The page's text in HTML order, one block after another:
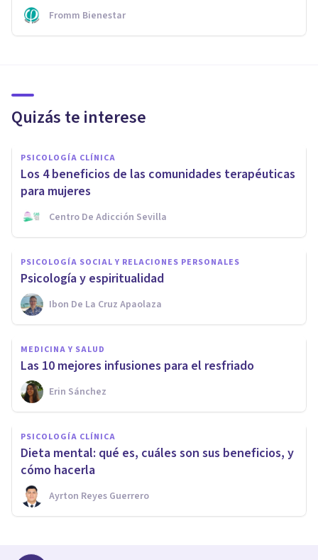
Fromm Bienestar
Quizás te interese
PSICOLOGÍA CLÍNICA
Los 4 beneficios de las comunidades terapéuticas
para mujeres
Centro De Adicción Sevilla
PSICOLOGÍA SOCIAL Y RELACIONES PERSONALES
Psicología y espiritualidad
Ibon De La Cruz Apaolaza
MEDICINA Y SALUD
Las 10 mejores infusiones para el resfriado
Erin Sánchez
PSICOLOGÍA CLÍNICA
Dieta mental: qué es, cuáles son sus beneficios, y
cómo hacerla
Ayrton Reyes Guerrero